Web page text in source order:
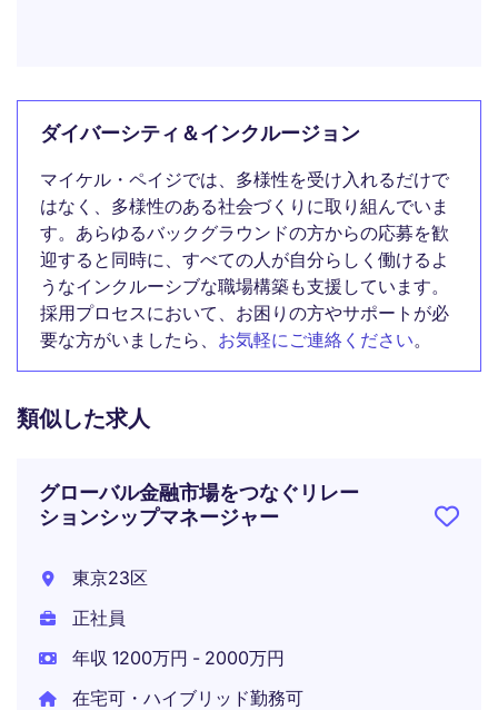
ダイバーシティ＆インクルージョン
マイケル・ペイジでは、多様性を受け入れるだけで
はなく、多様性のある社会づくりに取り組んでいま
す。あらゆるバックグラウンドの方からの応募を歓
迎すると同時に、すべての人が自分らしく働けるよ
うなインクルーシブな職場構築も支援しています。
採用プロセスにおいて、お困りの方やサポートが必
要な方がいましたら、 お気軽にご連絡ください。
類似した求人
グローバル金融市場をつなぐリレー
ションシップマネージャー
東京23区
正社員
年収 1200万円 - 2000万円
在宅可・ハイブリッド勤務可